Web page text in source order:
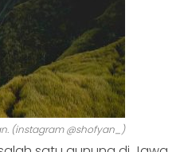
(instagram @shofyan_)